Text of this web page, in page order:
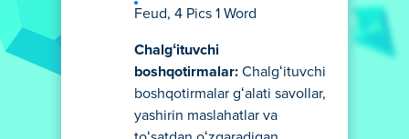
Feud, 4 Pics 1 Word
Chalgʻituvchi
boshqotirmalar: Chalgʻituvchi
boshqotirmalar gʻalati savollar,
yashirin maslahatlar va